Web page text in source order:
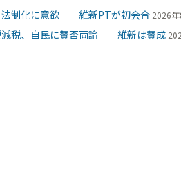
法制化に意欲 維新PTが初会合 2026
減税、自民に賛否両論 維新は賛成